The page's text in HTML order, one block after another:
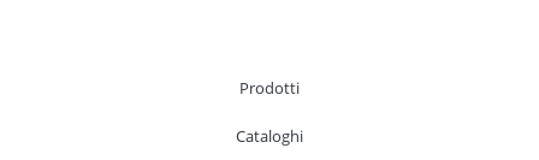
Prodotti
Cataloghi